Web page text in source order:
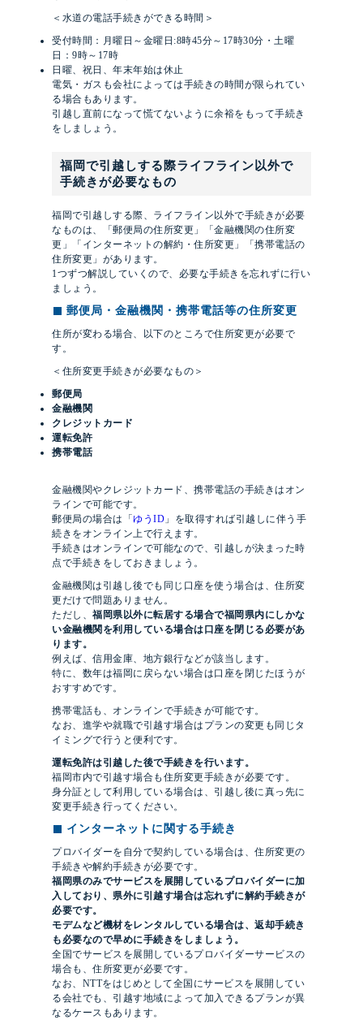
＜水道の電話手続きができる時間＞
受付時間：月曜日～金曜日:8時45分～17時30分・土曜
日：9時～17時
日曜、祝日、年末年始は休止
電気・ガスも会社によっては手続きの時間が限られてい
る場合もあります。
引越し直前になって慌てないように余裕をもって手続き
をしましょう。
福岡で引越しする際ライフライン以外で
手続きが必要なもの
福岡で引越しする際、ライフライン以外で手続きが必要
なものは、「郵便局の住所変更」「金融機関の住所変
更」「インターネットの解約・住所変更」「携帯電話の
住所変更」があります。
1つずつ解説していくので、必要な手続きを忘れずに行い
ましょう。
郵便局・金融機関・携帯電話等の住所変更
住所が変わる場合、以下のところで住所変更が必要で
す。
＜住所変更手続きが必要なもの＞
郵便局
金融機関
クレジットカード
運転免許
携帯電話
金融機関やクレジットカード、携帯電話の手続きはオン
ラインで可能です。
郵便局の場合は「 ゆうID 」を取得すれば引越しに伴う手
続きをオンライン上で行えます。
手続きはオンラインで可能なので、引越しが決まった時
点で手続きをしておきましょう。
金融機関は引越し後でも同じ口座を使う場合は、住所変
更だけで問題ありません。
ただし、 福岡県以外に転居する場合で福岡県内にしかな
い金融機関を利用している場合は口座を閉じる必要があ
ります。
例えば、信用金庫、地方銀行などが該当します。
特に、数年は福岡に戻らない場合は口座を閉じたほうが
おすすめです。
携帯電話も、オンラインで手続きが可能です。
なお、進学や就職で引越す場合はプランの変更も同じタ
イミングで行うと便利です。
運転免許は引越した後で手続きを行います。
福岡市内で引越す場合も住所変更手続きが必要です。
身分証として利用している場合は、引越し後に真っ先に
変更手続き行ってください。
インターネットに関する手続き
プロバイダーを自分で契約している場合は、住所変更の
手続きや解約手続きが必要です。
福岡県のみでサービスを展開しているプロバイダーに加
入しており、県外に引越す場合は忘れずに解約手続きが
必要です。
モデムなど機材をレンタルしている場合は、返却手続き
も必要なので早めに手続きをしましょう。
全国でサービスを展開しているプロバイダーサービスの
場合も、住所変更が必要です。
なお、NTTをはじめとして全国にサービスを展開してい
る会社でも、引越す地域によって加入できるプランが異
なるケースもあります。